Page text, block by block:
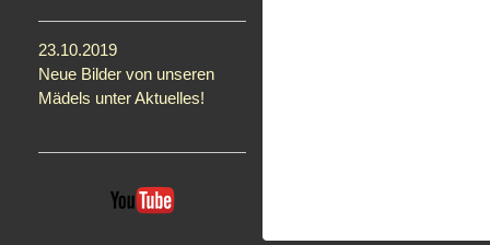
23.10.2019
Neue Bilder von unseren
Mädels unter Aktuelles!